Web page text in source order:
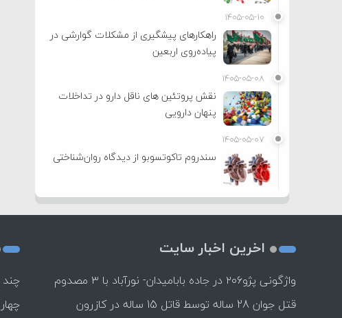
۱۴۰۵-۰۵-۱۰
راهکارهای پیشگیری از مشکلات گوارشی در
پیاده‌روی اربعین
۱۴۰۵-۰۵-۰۸
نقش پروتئین های ناقل دارو در تداخلات
پنهان دارویی
۱۴۰۵-۰۵-۰۷
سندروم تاکوتسوبو از دیدگاه روان‌شناختی
اخرین اخبار سایت
واژگونی پژو۲۰۶ در جاده بابامیدان- نورآباد با ۳ مصدوم
قتل جوان 28 ساله توسط قاتل 15 ساله در کازرون